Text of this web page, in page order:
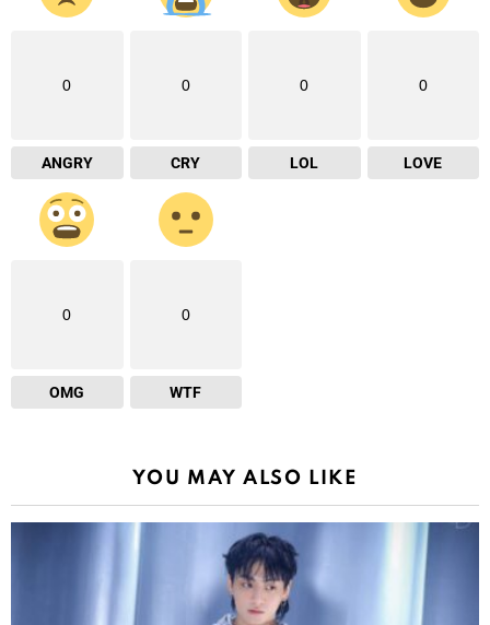
0
ANGRY
0
CRY
0
LOL
0
LOVE
0
OMG
0
WTF
YOU MAY ALSO LIKE